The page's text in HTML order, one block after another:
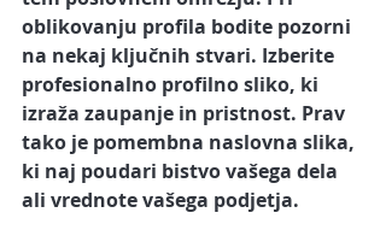
oblikovanju profila bodite pozorni
na nekaj ključnih stvari. Izberite
profesionalno profilno sliko, ki
izraža zaupanje in pristnost. Prav
tako je pomembna naslovna slika,
ki naj poudari bistvo vašega dela
ali vrednote vašega podjetja.